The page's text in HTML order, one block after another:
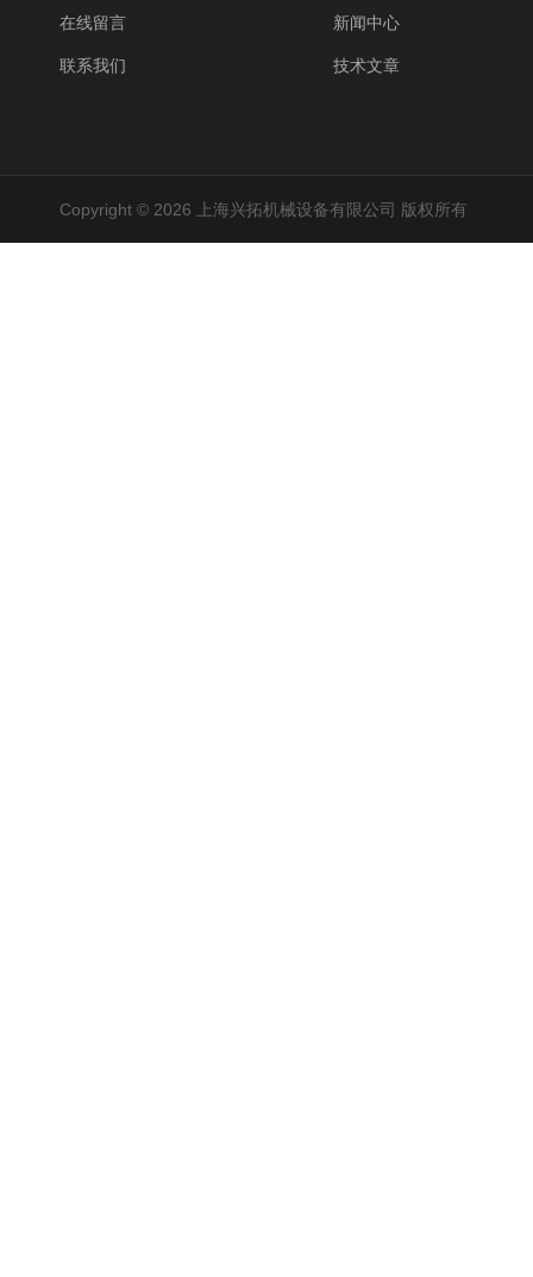
在线留言
联系我们
新闻中心
技术文章
Copyright © 2026 上海兴拓机械设备有限公司 版权所有